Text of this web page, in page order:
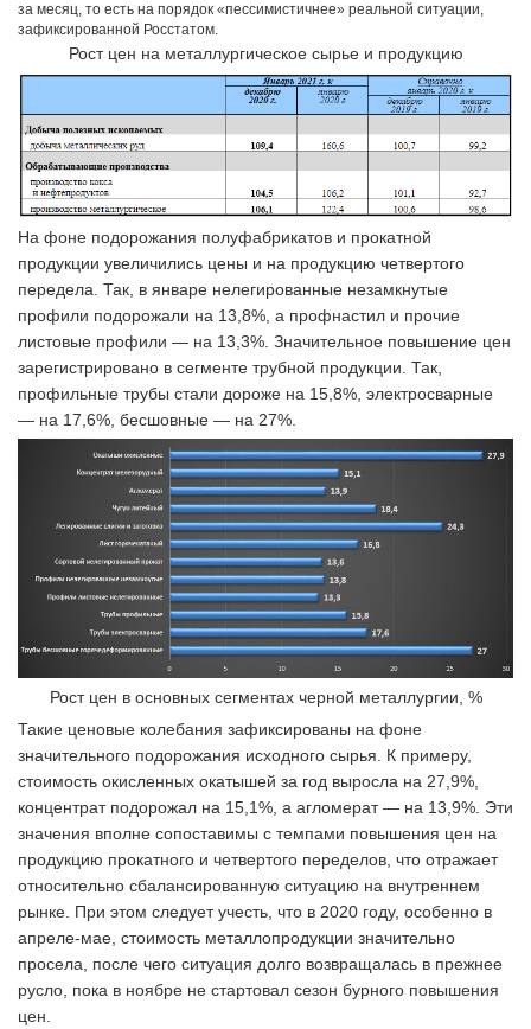
за месяц, то есть на порядок «пессимистичнее» реальной ситуации,
зафиксированной Росстатом.
Рост цен на металлургическое сырье и продукцию
На фоне подорожания полуфабрикатов и прокатной
продукции увеличились цены и на продукцию четвертого
передела. Так, в январе нелегированные незамкнутые
профили подорожали на 13,8%, а профнастил и прочие
листовые профили — на 13,3%. Значительное повышение цен
зарегистрировано в сегменте трубной продукции. Так,
профильные трубы стали дороже на 15,8%, электросварные
— на 17,6%, бесшовные — на 27%.
Рост цен в основных сегментах черной металлургии, %
Такие ценовые колебания зафиксированы на фоне
значительного подорожания исходного сырья. К примеру,
стоимость окисленных окатышей за год выросла на 27,9%,
концентрат подорожал на 15,1%, а агломерат — на 13,9%. Эти
значения вполне сопоставимы с темпами повышения цен на
продукцию прокатного и четвертого переделов, что отражает
относительно сбалансированную ситуацию на внутреннем
рынке. При этом следует учесть, что в 2020 году, особенно в
апреле-мае, стоимость металлопродукции значительно
просела, после чего ситуация долго возвращалась в прежнее
русло, пока в ноябре не стартовал сезон бурного повышения
цен.